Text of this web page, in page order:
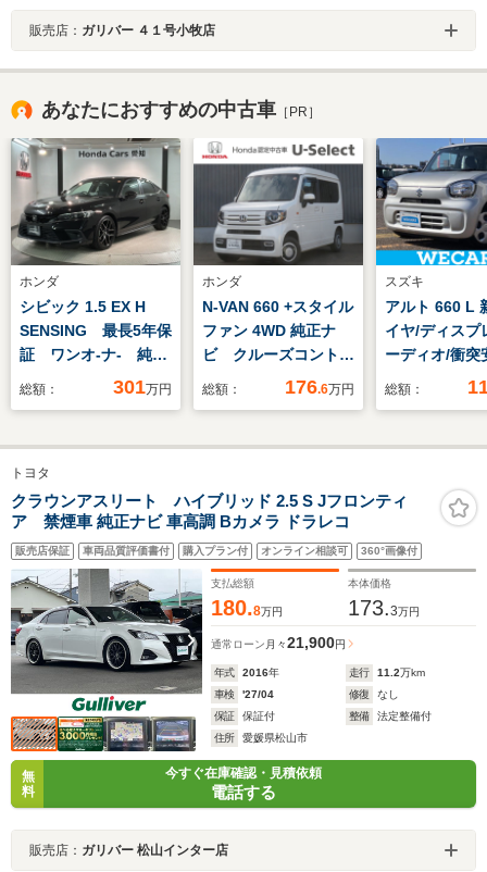
販売店： ガリバー ４１号小牧店
あなたにおすすめの中古車 ［PR］
ホンダ
シビック 1.5 EX H
SENSING 最長5年保
証 ワンオ-ナ- 純正
ナビ TV Rカメラ
ト VSA シートヒー
ター 電動シート ク
ルコン アルミ フォ
グ スマートキー
総額： 301万円
ホンダ
N-VAN 660 +スタイル
ファン 4WD 純正ナ
ビ クルーズコントロ
ール フルセグTV
メラ ETC エンジン
ドライト ドライブレ
コーダー ワンオーナ
ー
総額： 176.6万円
スズキ
アルト 660 L
イヤ/ディスプ
ーディオ/衝突
置/シートヒ
ック/
滑り防止装置
総額：
トヨタ
クラウンアスリート ハイブリッド 2.5 S Jフロンティ
ア 禁煙車 純正ナビ 車高調 Bカメラ ドラレコ
販売店保証 車両品質評価書付 購入プラン付 オンライン相談可 360°画像付
支払総額
180.8万円
本体価格
173.3万円
通常ローン 月々21,900円
年式 2016年 走行 11.2万km
車検
'27/04 修復
なし
保証
保証付 整備
法定整備付
住所
愛媛県松山市
無
料
今すぐ在庫確認・見積依頼
電話する
販売店： ガリバー 松山インター店